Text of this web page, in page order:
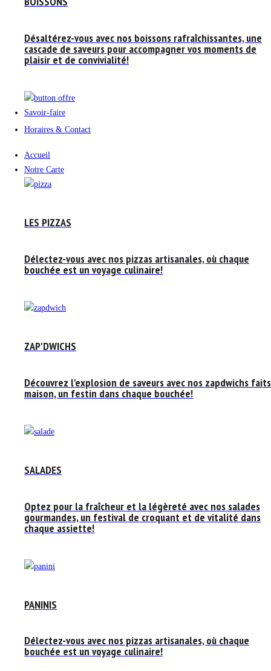
Désaltérez-vous avec nos boissons rafraîchissantes, une
cascade de saveurs pour accompagner vos moments de
plaisir et de convivialité!
Savoir-faire
Horaires & Contact
Accueil
Notre Carte
LES PIZZAS
Délectez-vous avec nos pizzas artisanales, où chaque
bouchée est un voyage culinaire!
ZAP'DWICHS
Découvrez l'explosion de saveurs avec nos zapdwichs faits
maison, un festin dans chaque bouchée!
SALADES
Optez pour la fraîcheur et la légèreté avec nos salades
gourmandes, un festival de croquant et de vitalité dans
chaque assiette!
PANINIS
Délectez-vous avec nos pizzas artisanales, où chaque
bouchée est un voyage culinaire!